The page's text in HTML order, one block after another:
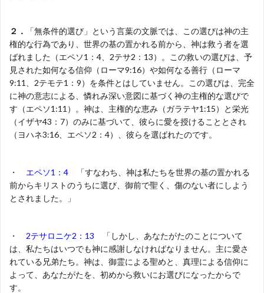
２．
「無条件的選び」という言葉の文脈では、この選びは神の主
権的な行為であり、世界の基の置かれる前から、神は救う者を選
ばれました（エペソ1：4、2テサ2：13）。この救いの選びは、予
見された如何なる信仰（ローマ9:16）や如何なる善行（ローマ
9:11、2テモテ1：9）を条件とはしていません。この選びは、完全
に神の意志による、憐れみ深い意図に基づく神の主権的な選びで
す（エペソ1:11）。神は、主権的な恵み（ガラテヤ1:15）と栄光
（イザヤ43：7）のみに基づいて、彼らに愛を授けることとされ
（ヨハネ3:16、エペソ2：4）、彼らを選ばれたのです。
・ エペソ1：4 「すなわち、神は私たちを世界の基の置かれる
前からキリストのうちに選び、御前で聖く、傷のない者にしよう
とされました。」
・ 2テサロニケ2：13 「しかし、あなたがたのことについて
は、私たちはいつでも神に感謝しなければなりません。主に愛さ
れている兄弟たち。神は、御霊による聖めと、真理による信仰に
よって、あなたがたを、初めから救いにお選びになったからで
す。